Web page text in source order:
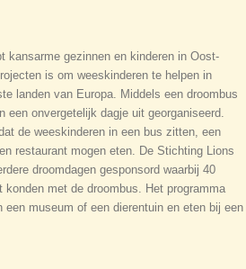
kansarme gezinnen en kinderen in Oost-
is om weeskinderen te helpen in
landen van Europa. Middels een droombus
een onvergetelijk dagje uit georganiseerd.
de weeskinderen in een bus zitten, een
restaurant mogen eten. De Stichting Lions
droomdagen gesponsord waarbij 40
konden met de droombus. Het programma
een museum of een dierentuin en eten bij een